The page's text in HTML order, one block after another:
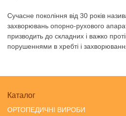
Сучасне покоління від 30 років
захворювань опорно-рухового
призводить до складних і важко
порушеннями в хребті і
Каталог
ОРТОПЕДИЧНІ ВИРОБИ